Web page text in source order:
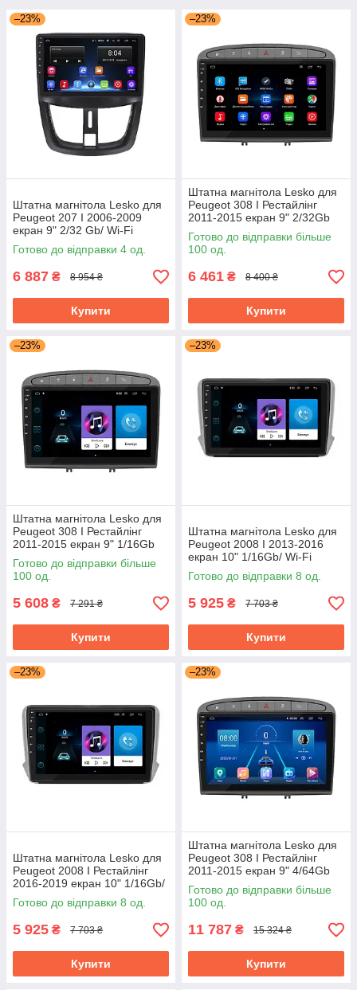
–23%
Штатна магнітола Lesko для
Peugeot 207 I 2006-2009
екран 9" 2/32 Gb/ Wi-Fi
Optima GPS Android Пожо
Готово до відправки 4 од.
6 887 ₴ 8 954 ₴
Купити
–23%
Штатна магнітола Lesko для
Peugeot 308 I Рестайлінг
2011-2015 екран 9" 2/32Gb
Grey/Wi-Fi Optima GPS
Android
Готово до відправки більше
100 од.
6 461 ₴ 8 400 ₴
Купити
–23%
Штатна магнітола Lesko для
Peugeot 308 I Рестайлінг
2011-2015 екран 9" 1/16Gb
Grey/Wi-Fi Optima GPS
Android
Готово до відправки більше
100 од.
5 608 ₴ 7 291 ₴
Купити
–23%
Штатна магнітола Lesko для
Peugeot 2008 I 2013-2016
екран 10" 1/16Gb/ Wi-Fi
Optima GPS Android Пожо
Готово до відправки 8 од.
5 925 ₴ 7 703 ₴
Купити
–23%
Штатна магнітола Lesko для
Peugeot 2008 I Рестайлінг
2016-2019 екран 10" 1/16Gb/
Wi-Fi Optima GPS Android
Готово до відправки 8 од.
5 925 ₴ 7 703 ₴
Купити
–23%
Штатна магнітола Lesko для
Peugeot 308 I Рестайлінг
2011-2015 екран 9" 4/64Gb
Grey/4G/ Wi-Fi/CarPlay Top
GPS
Готово до відправки більше
100 од.
11 787 ₴ 15 324 ₴
Купити